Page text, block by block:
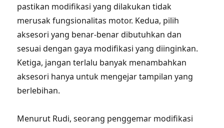
pastikan modifikasi yang dilakukan tidak
merusak fungsionalitas motor. Kedua, pilih
aksesori yang benar-benar dibutuhkan dan
sesuai dengan gaya modifikasi yang diinginkan.
Ketiga, jangan terlalu banyak menambahkan
aksesori hanya untuk mengejar tampilan yang
berlebihan.
Menurut Rudi, seorang penggemar modifikasi